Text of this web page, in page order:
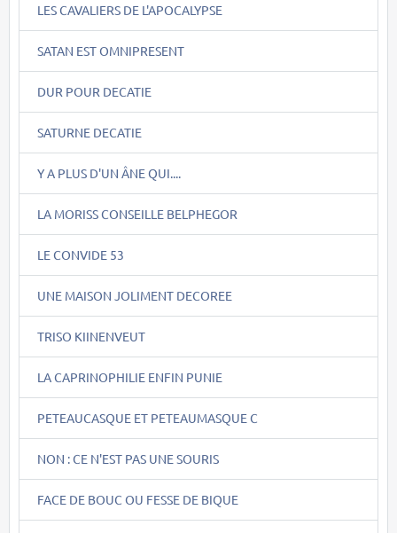
LES CAVALIERS DE L'APOCALYPSE
SATAN EST OMNIPRESENT
DUR POUR DECATIE
SATURNE DECATIE
Y A PLUS D'UN ÂNE QUI....
LA MORISS CONSEILLE BELPHEGOR
LE CONVIDE 53
UNE MAISON JOLIMENT DECOREE
TRISO KIINENVEUT
LA CAPRINOPHILIE ENFIN PUNIE
PETEAUCASQUE ET PETEAUMASQUE C
NON : CE N'EST PAS UNE SOURIS
FACE DE BOUC OU FESSE DE BIQUE